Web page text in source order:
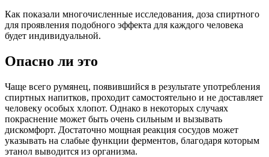
Как показали многочисленные исследования, доза спиртного
для проявления подобного эффекта для каждого человека
будет индивидуальной.
Опасно ли это
Чаще всего румянец, появившийся в результате употребления
спиртных напитков, проходит самостоятельно и не доставляет
человеку особых хлопот. Однако в некоторых случаях
покраснение может быть очень сильным и вызывать
дискомфорт. Достаточно мощная реакция сосудов может
указывать на слабые функции ферментов, благодаря которым
этанол выводится из организма.